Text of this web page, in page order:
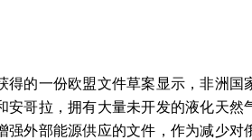
的一份欧盟文件草案显示，非洲国
哥拉，拥有大量未开发的液化天然
强外部能源供应的文件，作为减少对